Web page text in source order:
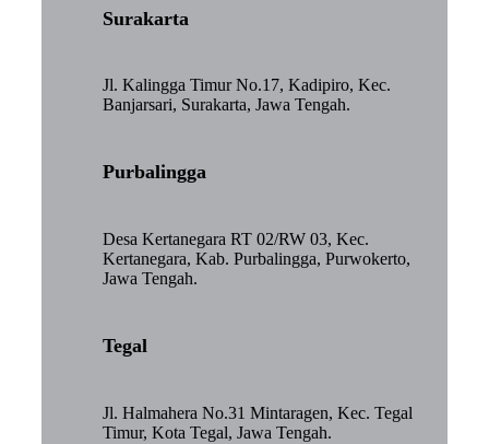
Surakarta
Jl. Kalingga Timur No.17, Kadipiro, Kec.
Banjarsari, Surakarta, Jawa Tengah.
Purbalingga
Desa Kertanegara RT 02/RW 03, Kec.
Kertanegara, Kab. Purbalingga, Purwokerto,
Jawa Tengah.
Tegal
Jl. Halmahera No.31 Mintaragen, Kec. Tegal
Timur, Kota Tegal, Jawa Tengah.